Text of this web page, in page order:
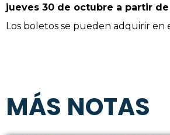
jueves 30 de octubre a partir de
Los boletos se pueden adquirir en
MÁS NOTAS